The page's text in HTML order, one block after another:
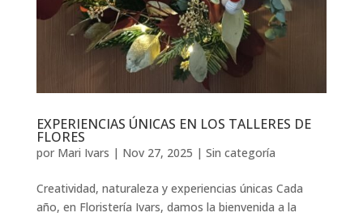
EXPERIENCIAS ÚNICAS EN LOS TALLERES DE
FLORES
por Mari Ivars | Nov 27, 2025 | Sin categoría
Creatividad, naturaleza y experiencias únicas Cada
año, en Floristería Ivars, damos la bienvenida a la